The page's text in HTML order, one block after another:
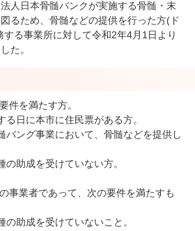
人日本骨髄バンクが実施する骨髄・末
るため、骨髄などの提供を行った方(ド
る事業所に対して令和2年4月1日より
た。
件を満たす方。
日に本市に住民票がある方。
ング事業において、骨髄などを提供し
助成を受けていない方。
事業者であって、次の要件を満たすも
助成を受けていないこと。